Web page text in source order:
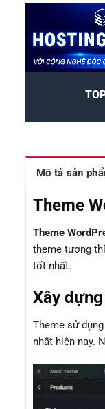
Mô tả sản
Theme
Theme
theme tương
tốt nhất.
Xây
Theme sử dụng
nhất hiện nay.